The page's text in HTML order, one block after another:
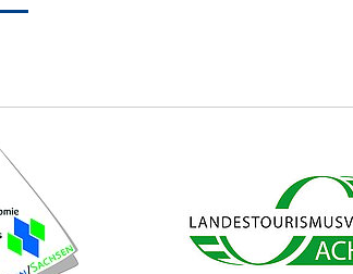
Risikos ab und sparen bares Geld.